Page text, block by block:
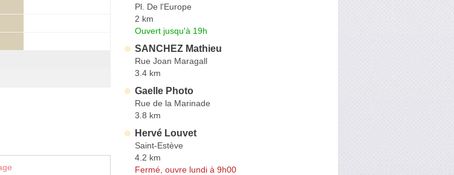
Pl. De l'Europe
2 km
Ouvert jusqu'à 19h
SANCHEZ Mathieu
Rue Joan Maragall
3.4 km
Gaelle Photo
Rue de la Marinade
3.8 km
Hervé Louvet
Saint-Estève
4.2 km
Fermé, ouvre lundi à 9h00